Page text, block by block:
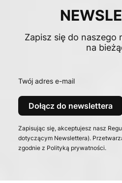
Zapisz się do naszego
na
Twój adres e-mail
Dołącz do newslettera
Zapisując się, akceptujesz nasz
dotyczącym Newslettera).
zgodnie z Polityką prywatności.